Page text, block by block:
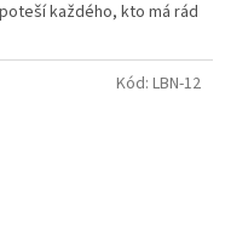
každého, kto má rád
Kód: LBN-12